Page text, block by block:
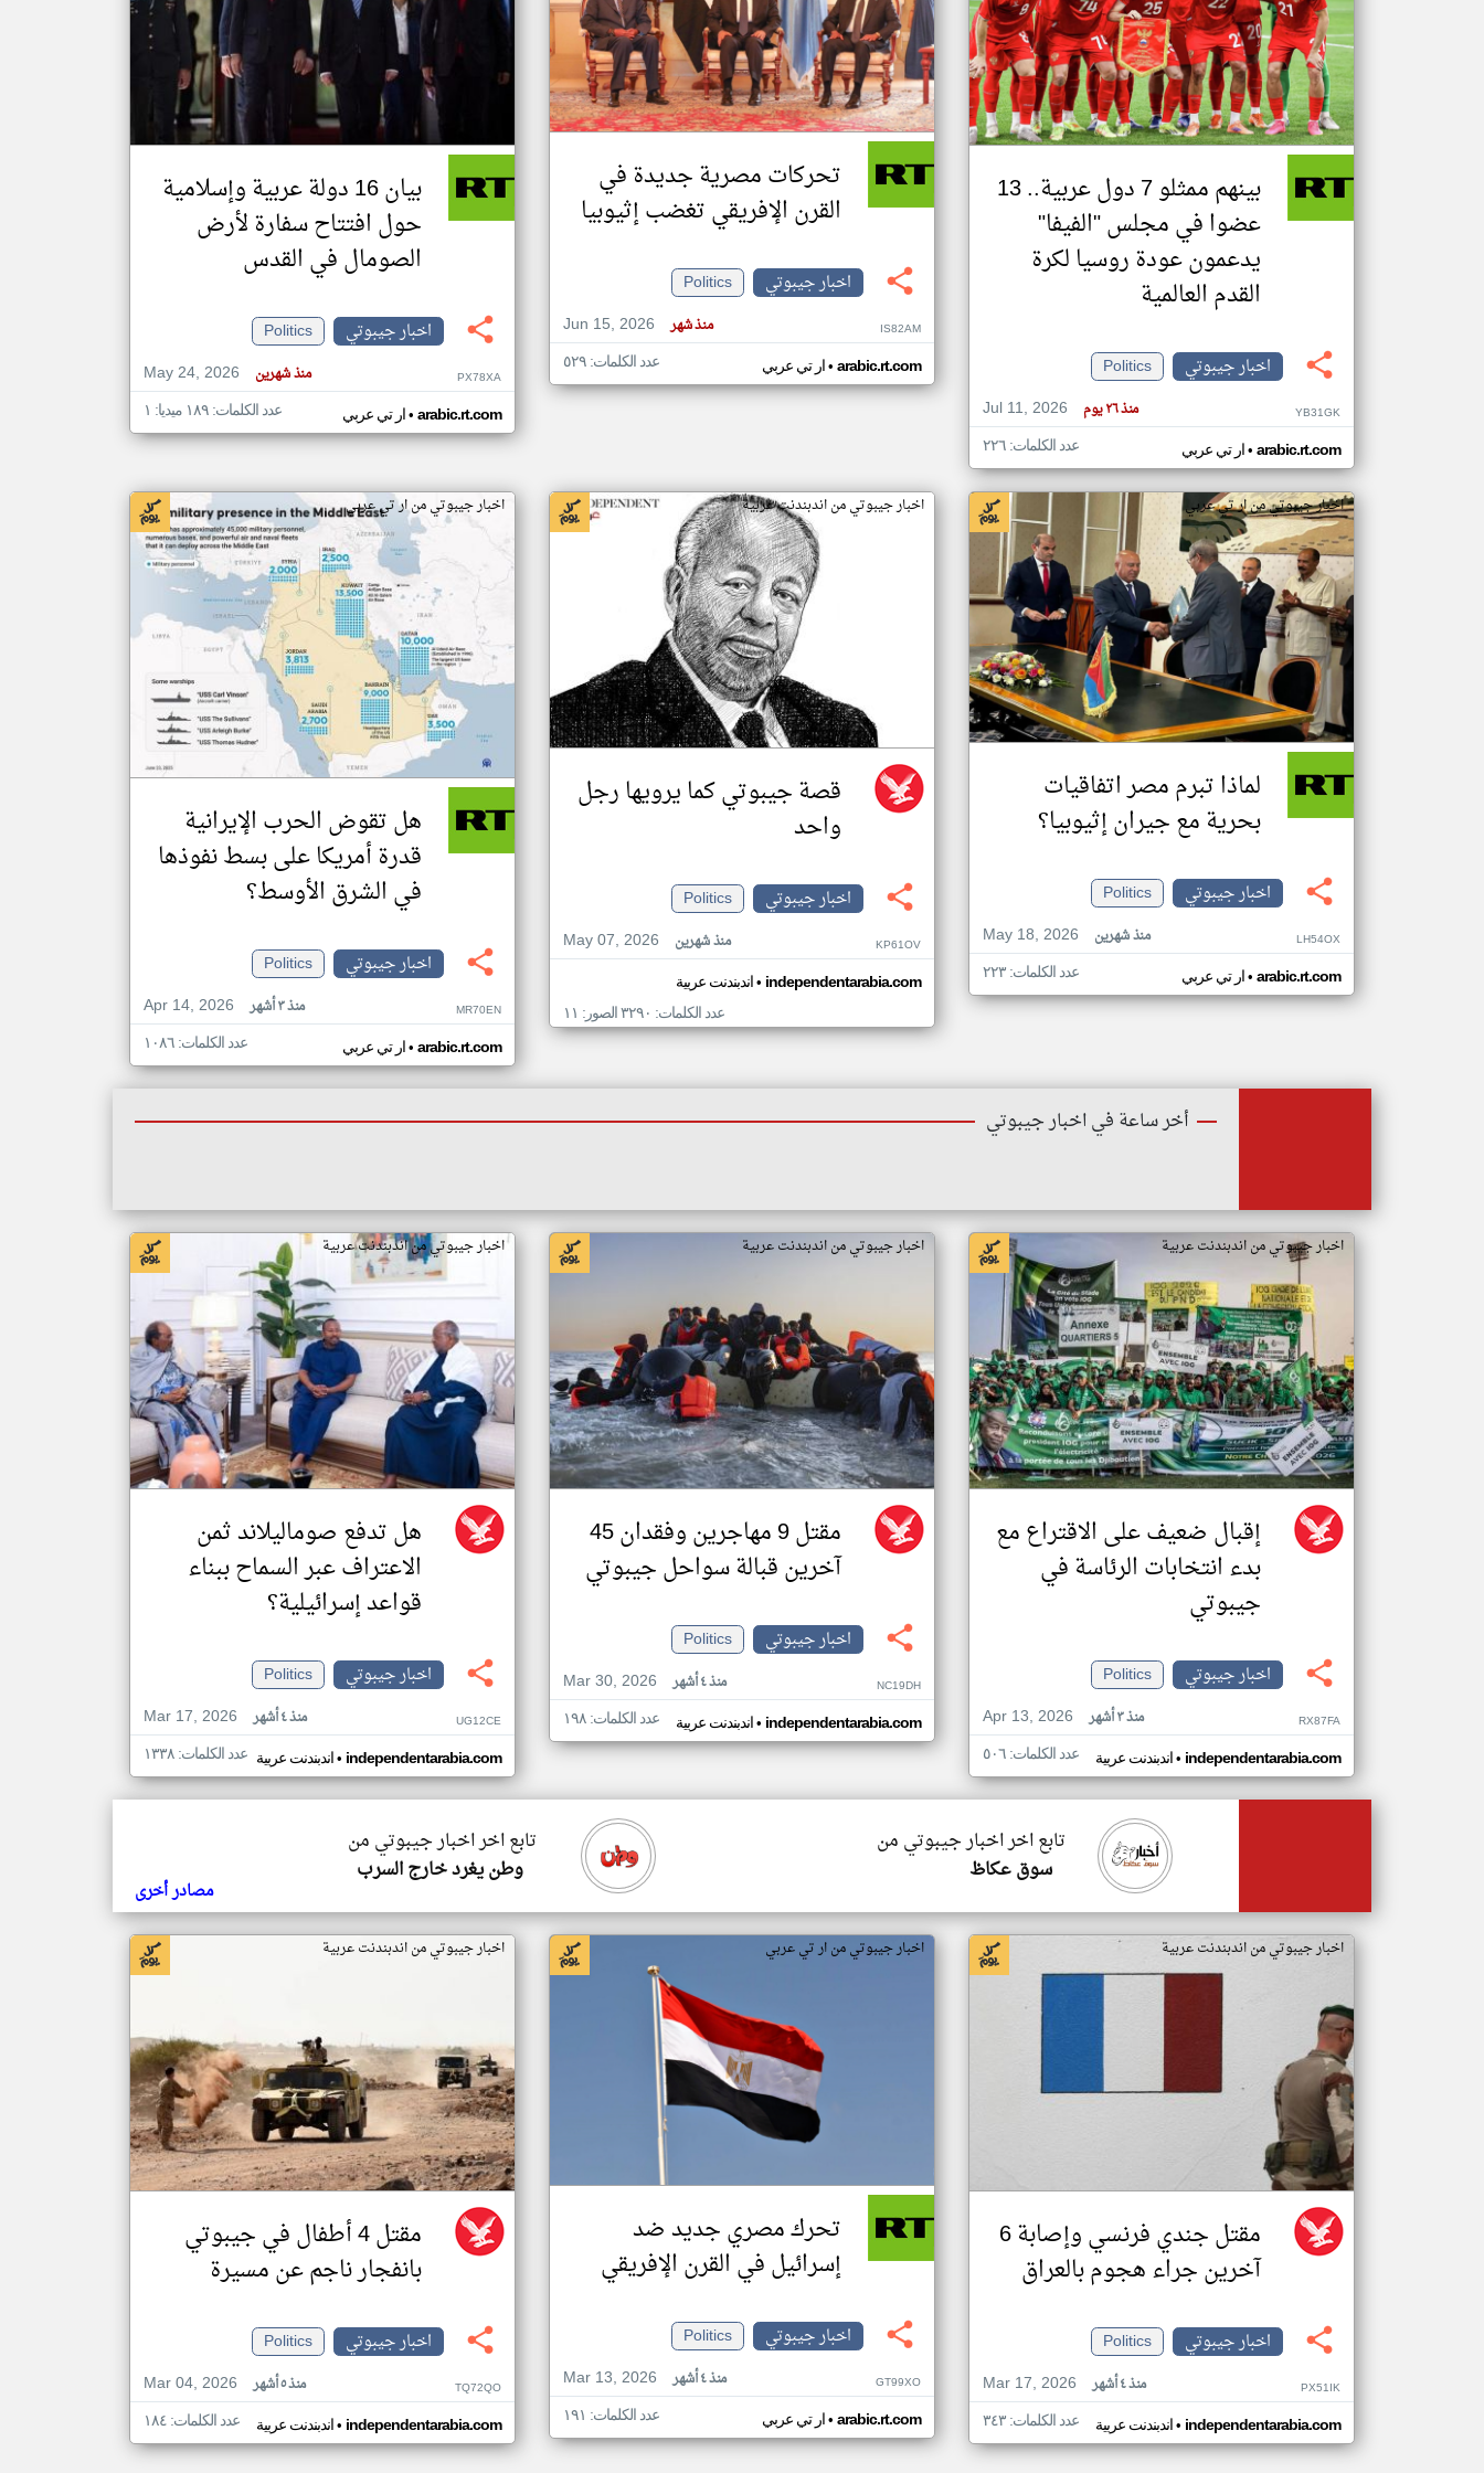
تغيير الدولة
مصادر الأخبار من جيبوتي
اخبار جيبوتي على مدار الساعة
بينهم ممثلو 7 دول عربية.. 13
عضوا في مجلس "الفيفا"
يدعمون عودة روسيا لكرة
القدم العالمية
اخبار جيبوتي
Politics
Jul 11, 2026
منذ ٢٦ يوم YB31GK
ار تي عربي• arabic.rt.com عدد الكلمات: ٢٢٦
تحركات مصرية جديدة في
القرن الإفريقي تغضب إثيوبيا
اخبار جيبوتي
Politics
Jun 15, 2026
منذ شهر IS82AM
ار تي عربي• arabic.rt.com عدد الكلمات: ٥٢٩
بيان 16 دولة عربية وإسلامية
حول افتتاح سفارة لأرض
الصومال في القدس
اخبار جيبوتي
Politics
May 24, 2026
منذ شهرين PX78XA
ار تي عربي• arabic.rt.com عدد الكلمات: ١٨٩ ميديا: ١
اخبار جيبوتي من ار تي عربي
لماذا تبرم مصر اتفاقيات
بحرية مع جيران إثيوبيا؟
اخبار جيبوتي
Politics
May 18, 2026
منذ شهرين LH54OX
ار تي عربي• arabic.rt.com عدد الكلمات: ٢٢٣
اخبار جيبوتي من اندبندنت عربية
قصة جيبوتي كما يرويها رجل
واحد
اخبار جيبوتي
Politics
May 07, 2026
منذ شهرين KP61OV
اندبندنت عربية• independentarabia.com
عدد الكلمات: ٣٢٩٠ الصور: ١١
اخبار جيبوتي من ار تي عربي
هل تقوض الحرب الإيرانية
قدرة أمريكا على بسط نفوذها
في الشرق الأوسط؟
اخبار جيبوتي
Politics
Apr 14, 2026
منذ ٣ أشهر MR70EN
ار تي عربي• arabic.rt.com عدد الكلمات: ١٠٨٦
أخر ساعة في اخبار جيبوتي
اخبار جيبوتي من اندبندنت عربية
إقبال ضعيف على الاقتراع مع
بدء انتخابات الرئاسة في
جيبوتي
اخبار جيبوتي
Politics
Apr 13, 2026
منذ ٣ أشهر RX87FA
اندبندنت عربية• independentarabia.com عدد الكلمات: ٥٠٦
اخبار جيبوتي من اندبندنت عربية
مقتل 9 مهاجرين وفقدان 45
آخرين قبالة سواحل جيبوتي
اخبار جيبوتي
Politics
Mar 30, 2026
منذ ٤ أشهر NC19DH
اندبندنت عربية• independentarabia.com عدد الكلمات: ١٩٨
اخبار جيبوتي من اندبندنت عربية
هل تدفع صوماليلاند ثمن
الاعتراف عبر السماح ببناء
قواعد إسرائيلية؟
اخبار جيبوتي
Politics
Mar 17, 2026
منذ ٤ أشهر UG12CE
اندبندنت عربية• independentarabia.com عدد الكلمات: ١٣٣٨
تابع اخر اخبار جيبوتي من
وطن يغرد خارج السرب
تابع اخر اخبار جيبوتي من
سوق عكاظ
مصادر أخرى
اخبار جيبوتي من اندبندنت عربية
مقتل جندي فرنسي وإصابة 6
آخرين جراء هجوم بالعراق
اخبار جيبوتي
Politics
Mar 17, 2026
منذ ٤ أشهر PX51IK
اندبندنت عربية• independentarabia.com عدد الكلمات: ٣٤٣
اخبار جيبوتي من ار تي عربي
تحرك مصري جديد ضد
إسرائيل في القرن الإفريقي
اخبار جيبوتي
Politics
Mar 13, 2026
منذ ٤ أشهر GT99XO
ار تي عربي• arabic.rt.com عدد الكلمات: ١٩١
اخبار جيبوتي من اندبندنت عربية
مقتل 4 أطفال في جيبوتي
بانفجار ناجم عن مسيرة
اخبار جيبوتي
Politics
Mar 04, 2026
منذ ٥ أشهر TQ72QO
اندبندنت عربية• independentarabia.com عدد الكلمات: ١٨٤
klyoum.com